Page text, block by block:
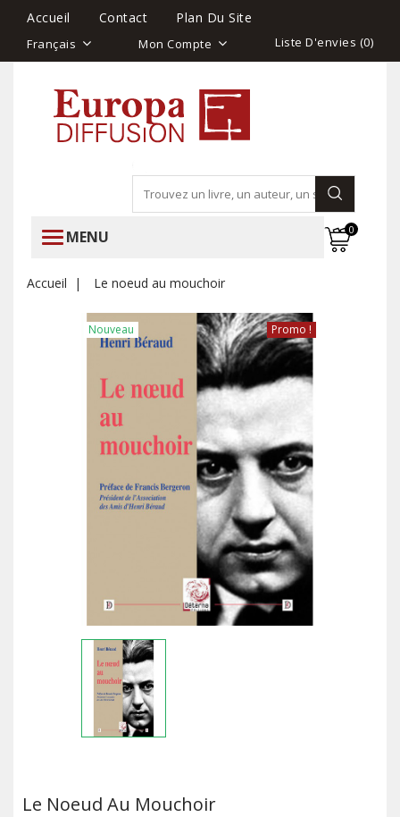
Accueil Contact Plan Du Site
Français Mon Compte Liste D'envies (0)
MENU 0
Accueil Le noeud au mouchoir
Promo !
Nouveau
Le Noeud Au Mouchoir